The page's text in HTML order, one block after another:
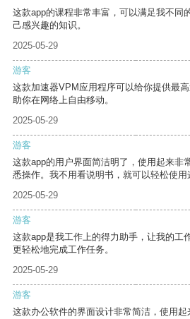
这款app的课程非常丰富，可以满足我不同
己感兴趣的知识。
2025-05-29
游客
这款加速器VPM应用程序可以给你提供最
助你在网络上自由移动。
2025-05-29
游客
这款app的用户界面简洁明了，使用起来非
悉操作。我不用看说明书，就可以轻松使用
2025-05-29
游客
这款app是我工作上的得力助手，让我的工
更轻松地完成工作任务。
2025-05-29
游客
这款办公软件的界面设计非常简洁，使用